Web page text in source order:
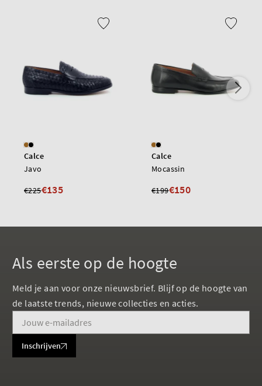
Calce
Javo
€225€135
Calce
Mocassin
€199€150
Als eerste op de hoogte
Meld je aan voor onze nieuwsbrief. Blijf op de hoogte van
de laatste trends, nieuwe collecties en acties.
Inschrijven